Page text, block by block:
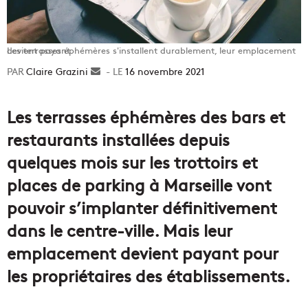
Les terrasses éphémères s'installent durablement, leur emplacement devient payant.
Claire Grazini
Envoyer16 novembre 2021
Les terrasses éphémères des bars et
restaurants installées depuis
quelques mois sur les trottoirs et
places de parking à Marseille vont
pouvoir s’implanter définitivement
dans le centre-ville. Mais leur
emplacement devient payant pour
les propriétaires des établissements.